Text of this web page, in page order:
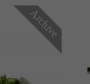
Archive